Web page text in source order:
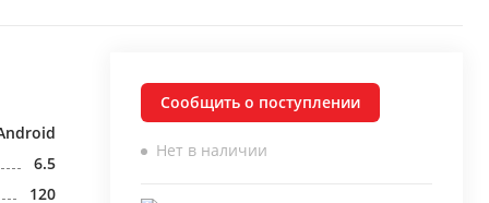
6.5
120
Сообщить о поступлении
Нет в наличии